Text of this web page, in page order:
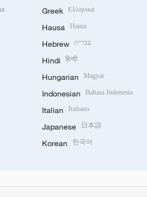
Greek Ελληνικά
Hausa Hausa
Hebrew עברית
Hindi हिन्दी
Hungarian Magyar
Indonesian Bahasa Indonesia
Italian Italiano
Japanese 日本語
Korean 한국어